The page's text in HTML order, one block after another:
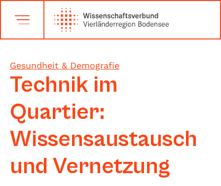
Gesundheit & Demografie
Technik im
Quartier:
Wissensaustausch
und Vernetzung